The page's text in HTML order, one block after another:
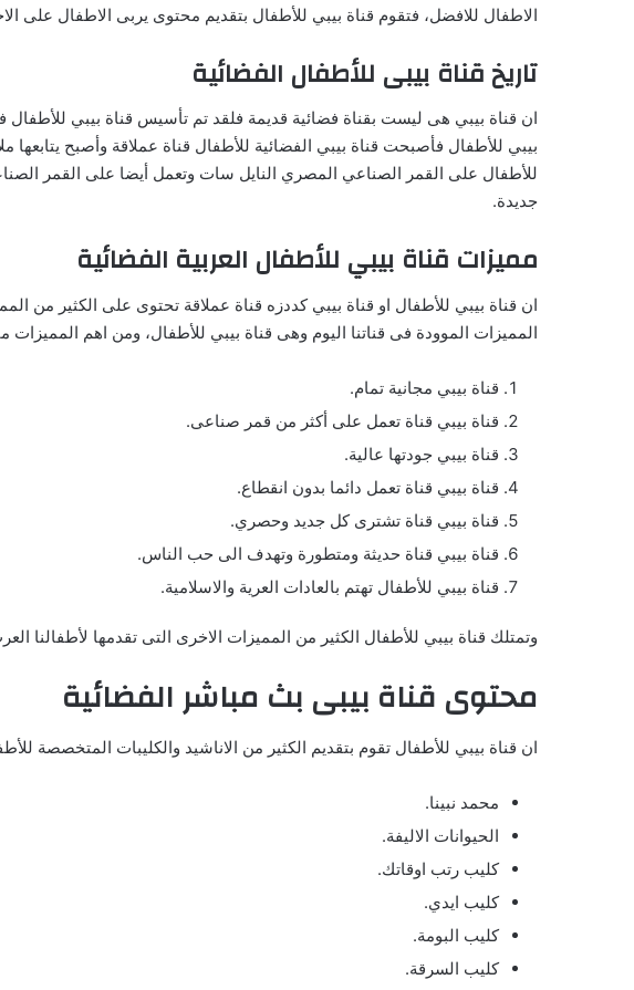
الاطفال للافضل، فتقوم قناة بيبي للأطفال بتقديم محتوى يربى الاطفال على
تاريخ قناة بيبى للأطفال الفضائية
بيبي للأطفال فأصبحت قناة بيبي الفضائية للأطفال قناة عملاقة وأصبح
للأطفال على القمر الصناعي المصري النايل سات وتعمل أيضا على القمر
جديدة.
مميزات قناة بيبي للأطفال العربية الفضائية
ان قناة بيبي للأطفال او قناة بيبي كددزه قناة عملاقة تحتوى على الكثير
المميزات الموودة فى قناتنا اليوم وهى قناة بيبي للأطفال، ومن اهم المميزات
قناة بيبي مجانية تمام.
قناة بيبي قناة تعمل على أكثر من قمر صناعى.
قناة بيبي جودتها عالية.
قناة بيبي قناة تعمل دائما بدون انقطاع.
قناة بيبي قناة تشترى كل جديد وحصري.
قناة بيبي قناة حديثة ومتطورة وتهدف الى حب الناس.
قناة بيبي للأطفال تهتم بالعادات العرية والاسلامية.
وتمتلك قناة بيبي للأطفال الكثير من المميزات الاخرى التى تقدمها
محتوى قناة بيبى بث مباشر الفضائية
ان قناة بيبي للأطفال تقوم بتقديم الكثير من الاناشيد والكليبات المتخصصة
محمد نبينا.
الحيوانات الاليفة.
كليب رتب اوقاتك.
كليب ايدي.
كليب البومة.
كليب السرقة.